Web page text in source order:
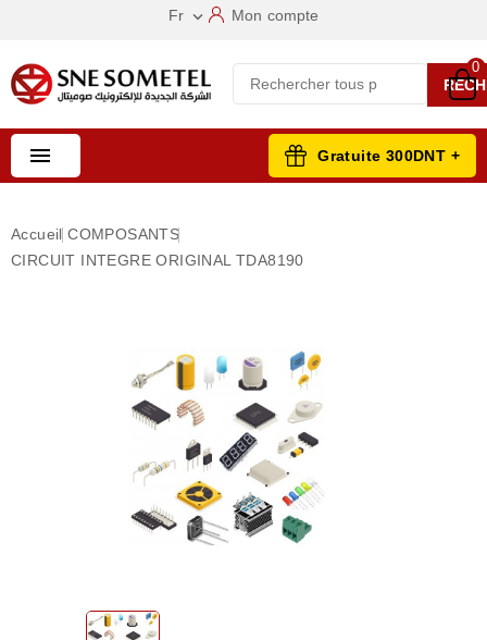
Fr  Mon compte
0
 Gratuite 300DNT +
Accueil COMPOSANTS
CIRCUIT INTEGRE ORIGINAL TDA8190